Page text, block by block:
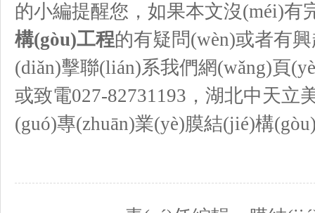
的小編提醒您，如果本文沒(méi)有
構(gòu)工程的有疑問(wèn)或者有興
(diǎn)擊聯(lián)系我們網(wǎng)頁(yè)
或致電027-82731193，湖北中天
(guó)專(zhuān)業(yè)膜結(jié)構(gòu)